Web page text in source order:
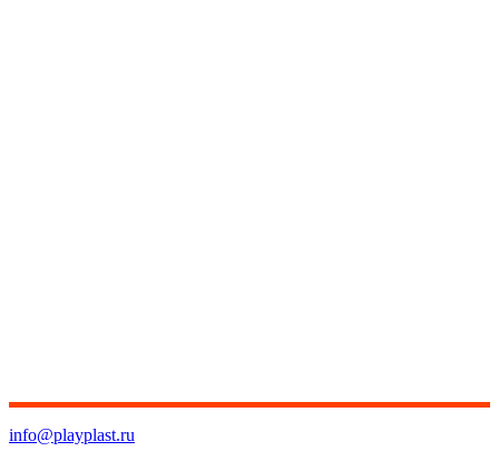
info@playplast.ru